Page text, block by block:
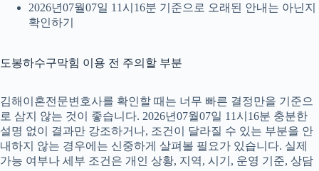
2026년07월07일 11시16분 기준으로 오래된 안내는 아닌지
확인하기
도봉하수구막힘 이용 전 주의할 부분
김해이혼전문변호사를 확인할 때는 너무 빠른 결정만을 기준으
로 삼지 않는 것이 좋습니다. 2026년07월07일 11시16분 충분한
설명 없이 결과만 강조하거나, 조건이 달라질 수 있는 부분을 안
내하지 않는 경우에는 신중하게 살펴볼 필요가 있습니다. 실제
가능 여부나 세부 조건은 개인 상황, 지역, 시기, 운영 기준, 상담